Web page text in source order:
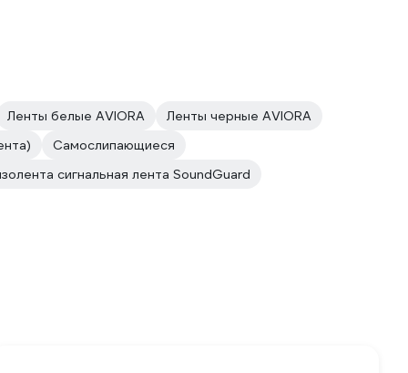
Ленты белые AVIORA
Ленты черные AVIORA
Самослипающиеся
сигнальная лента SoundGuard